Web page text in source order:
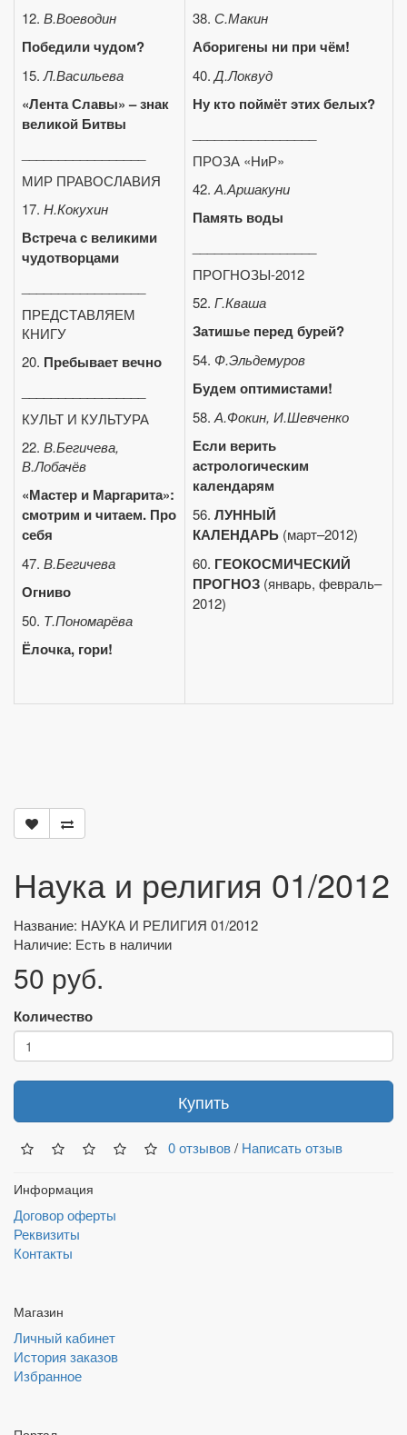
12. В.Воеводин
Победили чудом?
15. Л.Васильева
«Лента Славы» – знак
великой Битвы
МИР ПРАВОСЛАВИЯ
17. Н.Кокухин
Встреча с великими
чудотворцами
ПРЕДСТАВЛЯЕМ
КНИГУ
20. Пребывает вечно
КУЛЬТ И КУЛЬТУРА
22. В.Бегичева,
В.Лобачёв
«Мастер и Маргарита»:
смотрим и читаем. Про
себя
47. В.Бегичева
Огниво
50. Т.Пономарёва
Ёлочка, гори!
38. С.Макин
Аборигены ни при чём!
40. Д.Локвуд
Ну кто поймёт этих белых?
ПРОЗА «НиР»
42. А.Аршакуни
Память воды
ПРОГНОЗЫ-2012
52. Г.Кваша
Затишье перед бурей?
54. Ф.Эльдемуров
Будем оптимистами!
58. А.Фокин, И.Шевченко
Если верить
астрологическим
календарям
56. ЛУННЫЙ
КАЛЕНДАРЬ (март–2012)
60. ГЕОКОСМИЧЕСКИЙ
ПРОГНОЗ (январь, февраль–
2012)
Наука и религия 01/2012
Название: НАУКА И РЕЛИГИЯ 01/2012
Наличие: Есть в наличии
50 руб.
Количество
Купить
0 отзывов/ Написать отзыв
Информация
Договор оферты
Реквизиты
Контакты
Магазин
Личный кабинет
История заказов
Избранное